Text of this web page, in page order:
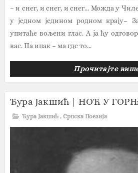
– и снег, и снег, и снег... Можда у
у једном једином родном крају–
упитаће вољени глас. А ја ћу
вас. Па ипак – ма где то...
Прочитајте
Ђура Јакшић | НОЋ У
Ђура Јакшић , Српска Поезија